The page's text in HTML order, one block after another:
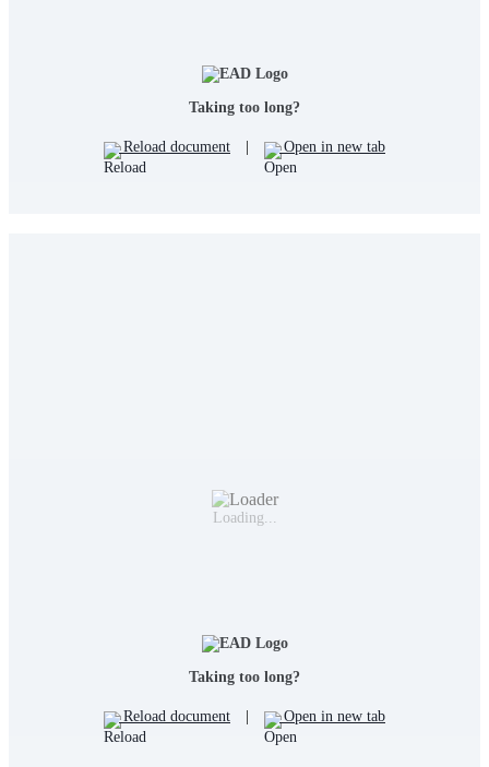
Taking too long?
Reload document Open in new tab
Loading...
Taking too long?
Reload document Open in new tab